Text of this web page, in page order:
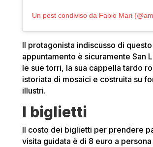
Un post condiviso da Fabio Mari
Il protagonista indiscusso di questo
appuntamento è sicuramente San
le sue torri, la sua cappella tardo
istoriata di mosaici e costruita su
illustri.
I biglietti
Il costo dei biglietti per prendere
visita guidata è di 8 euro a